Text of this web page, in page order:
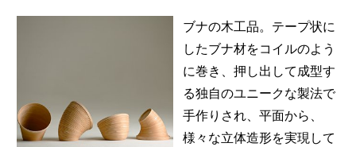
ブナの木工品。テープ状に
したブナ材をコイルのよう
に巻き、押し出して成型す
る独自のユニークな製法で
手作りされ、平面から、
様々な立体造形を実現して